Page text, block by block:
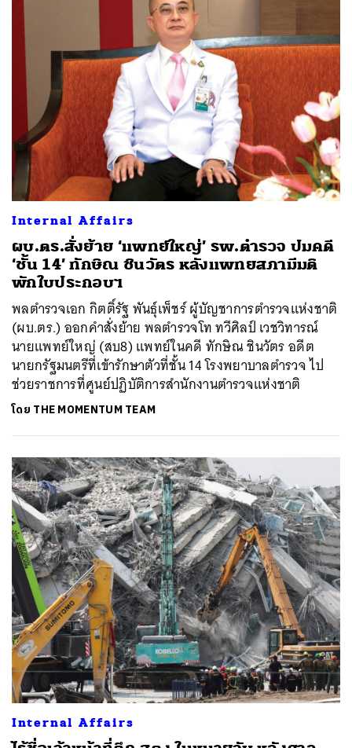
Internal Affairs
ผบ.ตร.สั่งย้าย ‘แพทย์ใหญ่’ รพ.ตำรวจ ปมคดี
‘ชั้น 14’ ทักษิณ ชินวัตร หลังแพทยสภามีมติ
พักใบประกอบฯ
พลตำรวจเอก กิตติ์รัฐ พันธุ์เพ็ชร์ ผู้บัญชาการตำรวจแห่งชาติ
(ผบ.ตร.) ออกคำสั่งย้าย พลตำรวจโท ทวีศิลป์ เวชวิทารณ์
นายแพทย์ใหญ่ (สบ8) แพทย์ในคดี ทักษิณ ชินวัตร อดีต
นายกรัฐมนตรีที่เข้ารักษาตัวที่ชั้น 14 โรงพยาบาลตำรวจ ไป
ช่วยราชการที่ศูนย์ปฏิบัติการสำนักงานตำรวจแห่งชาติ
โดย THE MOMENTUM TEAM
Internal Affairs